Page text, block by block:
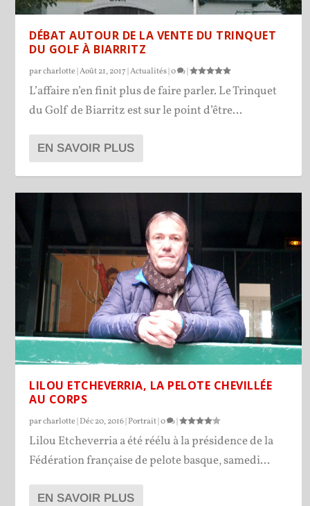
DÉBAT AUTOUR DE LA VENTE DU TRINQUET
DU GOLF À BIARRITZ
parcharlotte |Août 21, 2017 |Actualités |0 |
L’affaire n’en finit plus de faire parler. Le Trinquet
du Golf de Biarritz est sur le point d’être...
EN SAVOIR PLUS
LILOU ETCHEVERRIA, LA PELOTE CHEVILLÉE
AU CORPS
parcharlotte Déc 20, 2016 Portrait |0 |
Lilou Etcheverria a été réélu à la présidence de la
Fédération française de pelote basque, samedi...
EN SAVOIR PLUS